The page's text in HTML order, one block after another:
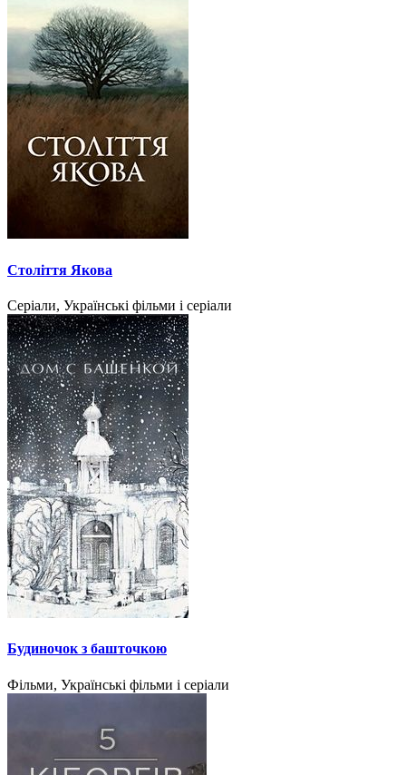
Століття Якова
Серіали, Українські фільми і серіали
Будиночок з башточкою
Фільми, Українські фільми і серіали